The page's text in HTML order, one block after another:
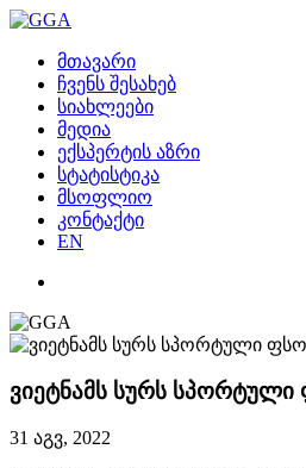
მთავარი
ჩვენს შესახებ
სიახლეები
მედია
ექსპერტის აზრი
სტატისტიკა
მსოფლიო
კონტაქტი
EN
ვიეტნამს სურს სპორტული
31 აგვ, 2022